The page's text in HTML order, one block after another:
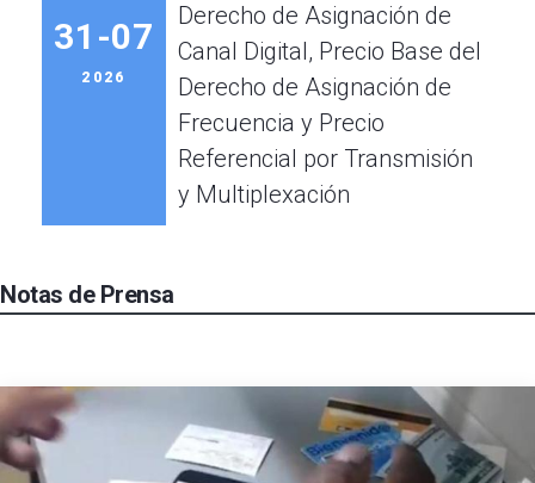
31-07
2026
Derecho de Asignación de
Canal Digital, Precio Base del
Derecho de Asignación de
Frecuencia y Precio
Referencial por Transmisión
y Multiplexación
Notas de Prensa